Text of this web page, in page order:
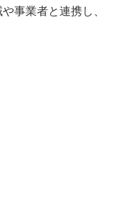
事業者と連携し、